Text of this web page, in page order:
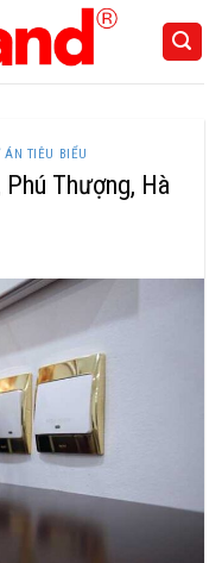
ÁN TIÊU BIỂU
Thượng, Hà